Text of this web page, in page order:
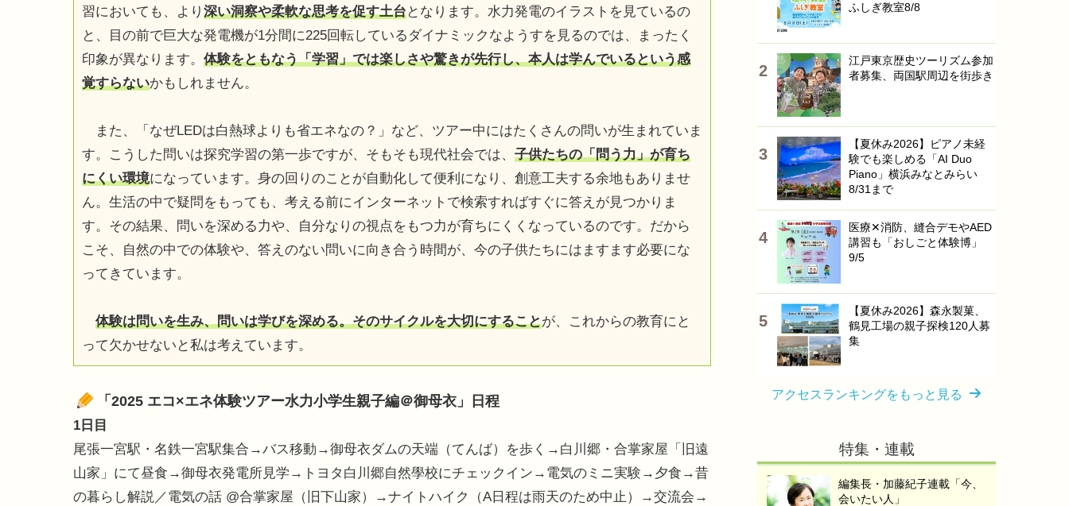
習においても、より 深い洞察や柔軟な思考を促す土台となります。水力発電のイラストを見ているの
と、目の前で巨大な発電機が1分間に225回転しているダイナミックなようすを見るのでは、まったく
印象が異なります。 体験をともなう「学習」では楽しさや驚きが先行し、本人は学んでいるという感
覚すらないかもしれません。
また、「なぜLEDは白熱球よりも省エネなの？」など、ツアー中にはたくさんの問いが生まれていま
す。こうした問いは探究学習の第一歩ですが、そもそも現代社会では、 子供たちの「問う力」が育ち
にくい環境になっています。身の回りのことが自動化して便利になり、創意工夫する余地もありませ
ん。生活の中で疑問をもっても、考える前にインターネットで検索すればすぐに答えが見つかりま
す。その結果、問いを深める力や、自分なりの視点をもつ力が育ちにくくなっているのです。だから
こそ、自然の中での体験や、答えのない問いに向き合う時間が、今の子供たちにはますます必要にな
ってきています。
体験は問いを生み、問いは学びを深める。そのサイクルを大切にすることが、これからの教育にと
って欠かせないと私は考えています。
「2025 エコ×エネ体験ツアー水力小学生親子編＠御母衣」日程
1日目
尾張一宮駅・名鉄一宮駅集合→バス移動→御母衣ダムの天端（てんば）を歩く→白川郷・合掌家屋「旧遠
山家」にて昼食→御母衣発電所見学→トヨタ白川郷自然學校にチェックイン→電気のミニ実験→夕食→昔
の暮らし解説／電気の話 @合掌家屋（旧下山家）→ナイトハイク（A日程は雨天のため中止）→交流会→
ふしぎ教室8/8
江戸東京歴史ツーリズム参加
者募集、両国駅周辺を街歩き
【夏休み2026】ピアノ未経
験でも楽しめる「AI Duo
Piano」横浜みなとみらい
8/31まで
医療✕消防、縫合デモやAED
講習も「おしごと体験博」
9/5
【夏休み2026】森永製菓、
鶴見工場の親子探検120人募
集
アクセスランキングをもっと見る
特集・連載
編集長・加藤紀子連載「今、
会いたい人」